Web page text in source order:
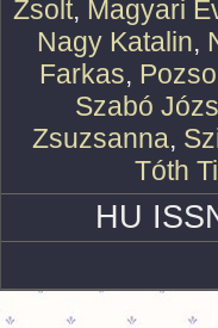
Zsolt, Magyari
Nagy Katalin,
Farkas,
Szabó
Zsuzsanna,
Tóth
HU